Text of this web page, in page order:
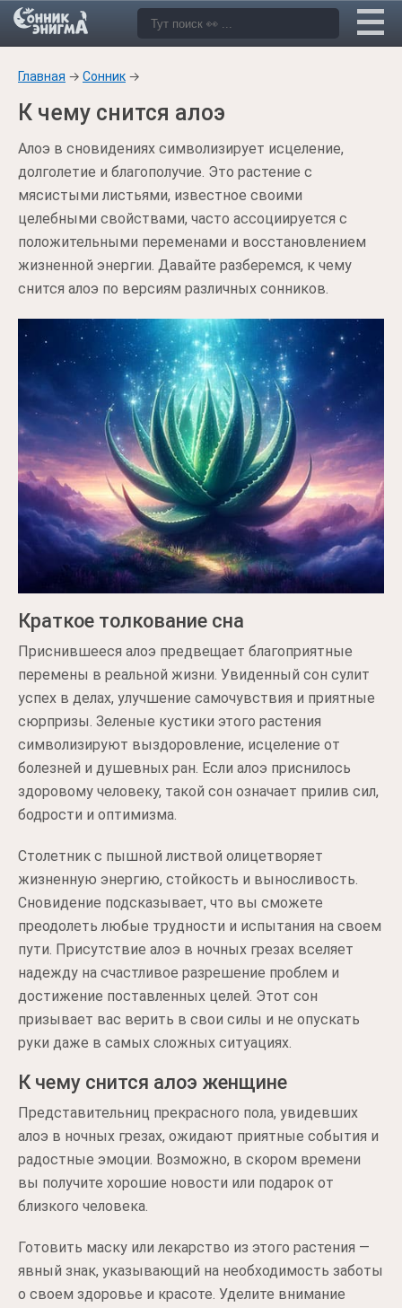
Главная → Сонник →
К чему снится алоэ
Алоэ в сновидениях символизирует исцеление,
долголетие и благополучие. Это растение с
мясистыми листьями, известное своими
целебными свойствами, часто ассоциируется с
положительными переменами и восстановлением
жизненной энергии. Давайте разберемся, к чему
снится алоэ по версиям различных сонников.
Краткое толкование сна
Приснившееся алоэ предвещает благоприятные
перемены в реальной жизни. Увиденный сон сулит
успех в делах, улучшение самочувствия и приятные
сюрпризы. Зеленые кустики этого растения
символизируют выздоровление, исцеление от
болезней и душевных ран. Если алоэ приснилось
здоровому человеку, такой сон означает прилив сил,
бодрости и оптимизма.
Столетник с пышной листвой олицетворяет
жизненную энергию, стойкость и выносливость.
Сновидение подсказывает, что вы сможете
преодолеть любые трудности и испытания на своем
пути. Присутствие алоэ в ночных грезах вселяет
надежду на счастливое разрешение проблем и
достижение поставленных целей. Этот сон
призывает вас верить в свои силы и не опускать
руки даже в самых сложных ситуациях.
К чему снится алоэ женщине
Представительниц прекрасного пола, увидевших
алоэ в ночных грезах, ожидают приятные события и
радостные эмоции. Возможно, в скором времени
вы получите хорошие новости или подарок от
близкого человека.
Готовить маску или лекарство из этого растения —
явный знак, указывающий на необходимость заботы
о своем здоровье и красоте. Уделите внимание